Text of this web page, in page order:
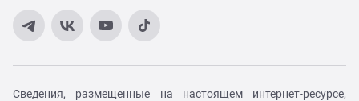
Сведения, размещенные на настоящем интернет-ресурсе,